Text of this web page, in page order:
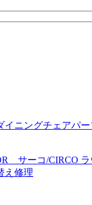
イニングチェアパー
サーコ/CIRCO
え修理